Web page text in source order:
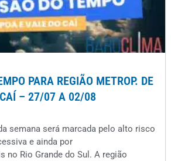
PARA REGIÃO METROP. DE
CAÍ – 27/07 A 02/08
semana será marcada pelo alto risco
e ainda por
no Rio Grande do Sul. A região